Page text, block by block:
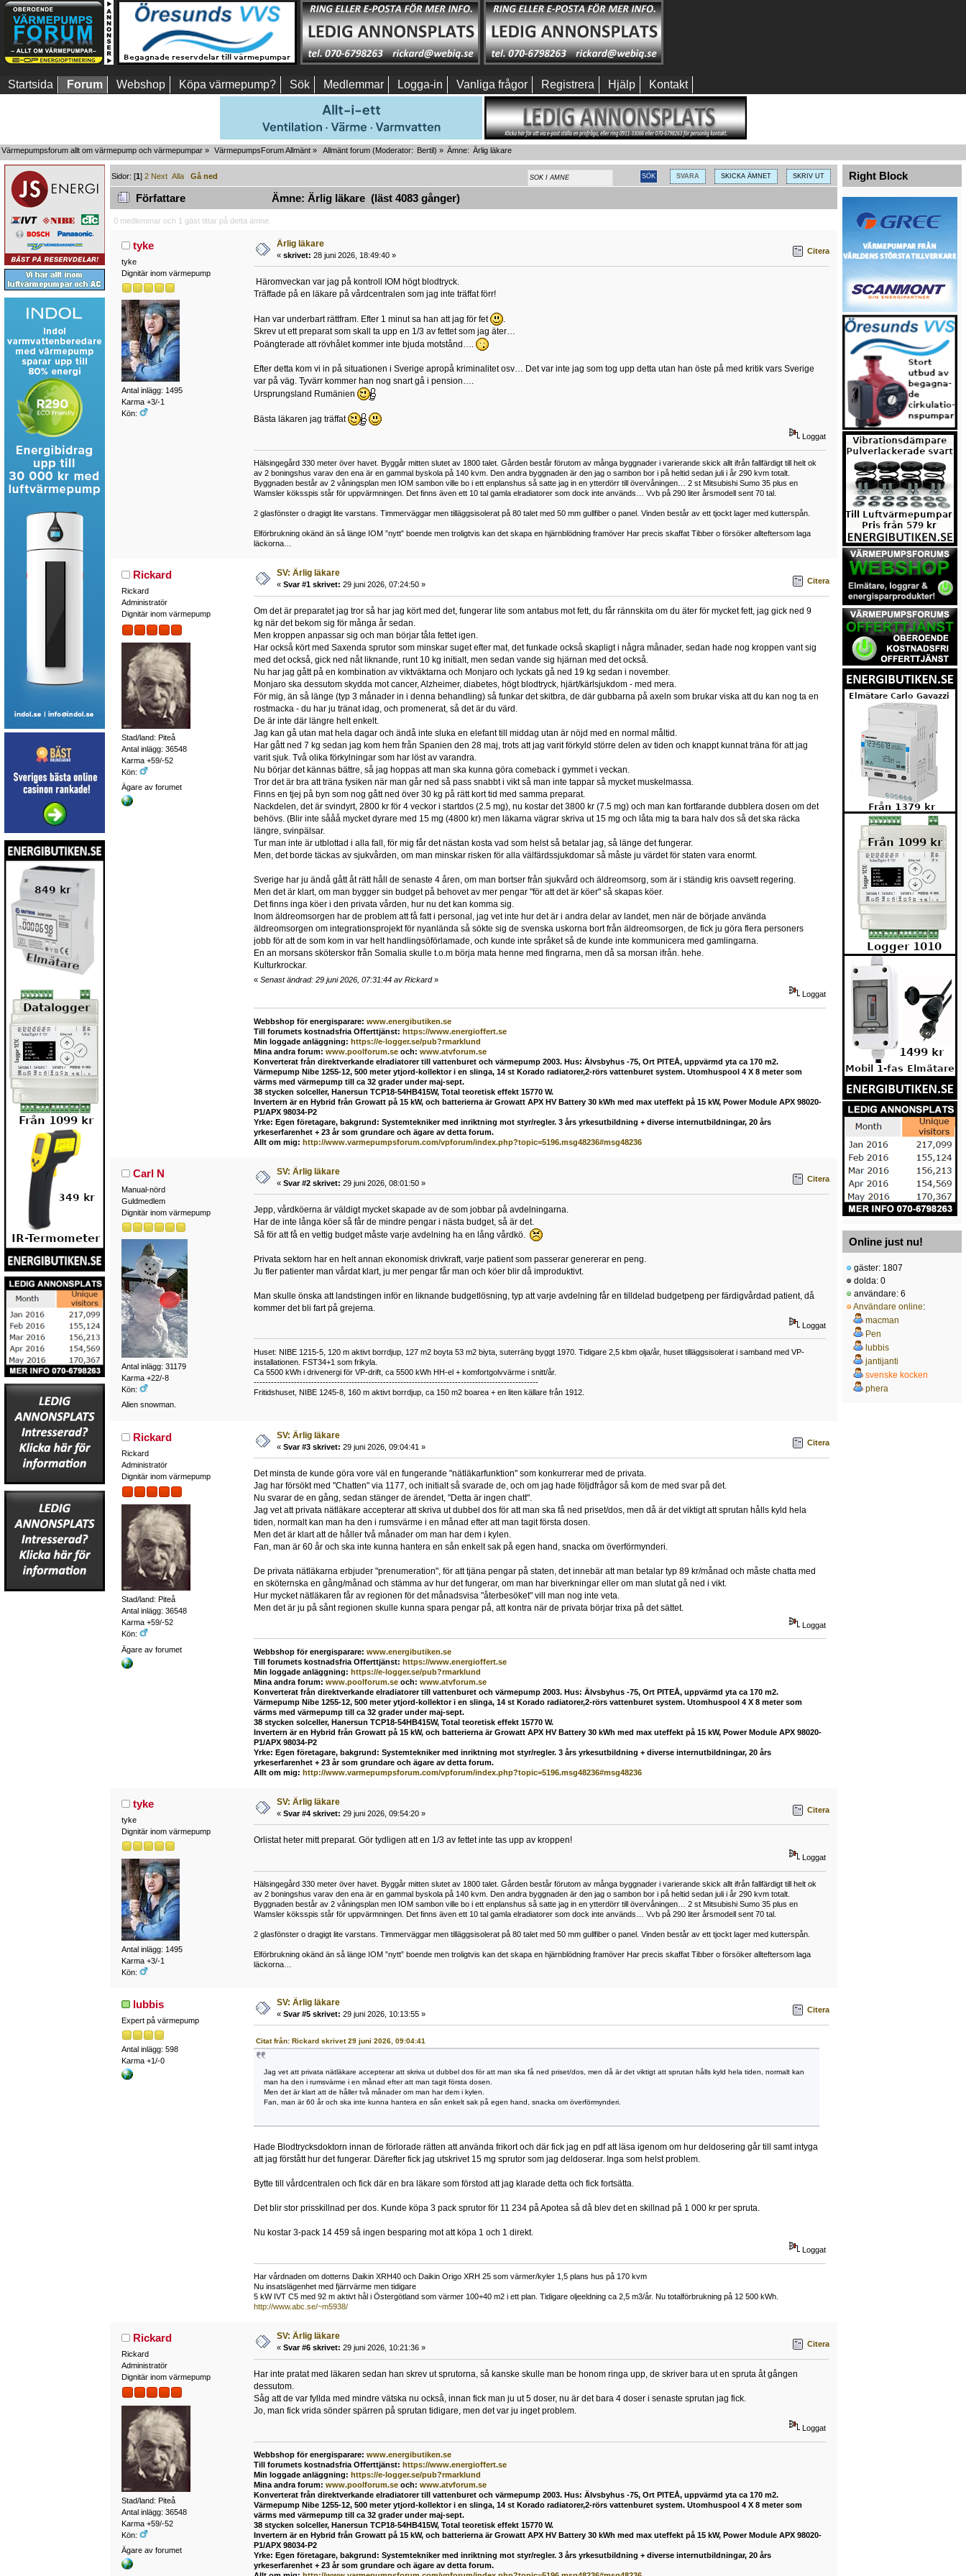
Startsida Forum Webshop Köpa värmepump? Sök Medlemmar Logga-in Vanliga frågor Registrera Hjälp Kontakt
Värmepumpsforum allt om värmepump och värmepumpar » VärmepumpsForum Allmänt » Allmänt forum(Moderator: Bertil) » Ämne: Ärlig läkare
SVARA SKICKA ÄMNET SKRIV UT
Sidor: [1]2 Next Alla Gå ned
Författare Ämne: Ärlig läkare (läst 4083 gånger)
0 medlemmar och 1 gäst tittar på detta ämne.
tyke
tyke
Dignitär inom värmepump
Antal inlägg: 1495
Karma +3/-1
Kön:
Ärlig läkare
« skrivet: 28 juni 2026, 18:49:40 » Citera
Häromveckan var jag på kontroll IOM högt blodtryck.
Träffade på en läkare på vårdcentralen som jag inte träffat förr!
Han var underbart rättfram. Efter 1 minut sa han att jag för fet
.
Skrev ut ett preparat som skall ta upp en 1/3 av fettet som jag äter…
Poängterade att rövhålet kommer inte bjuda motstånd….
Efter detta kom vi in på situationen i Sverige apropå kriminalitet osv… Det var inte jag som tog upp detta utan han öste på med kritik vars Sverige
var på väg. Tyvärr kommer han nog snart gå i pension….
Ursprungsland Rumänien
Bästa läkaren jag träffat
Loggat
Hälsingegård 330 meter över havet. Byggår mitten slutet av 1800 talet. Gården består förutom av många byggnader i varierande skick allt ifrån fallfärdigt till helt ok
av 2 boningshus varav den ena är en gammal byskola på 140 kvm. Den andra byggnaden är den jag o sambon bor i på heltid sedan juli i år 290 kvm totalt.
Byggnaden består av 2 våningsplan men IOM sambon ville bo i ett enplanshus så satte jag in en ytterdörr till övervåningen… 2 st Mitsubishi Sumo 35 plus en
Wamsler köksspis står för uppvärmningen. Det finns även ett 10 tal gamla elradiatorer som dock inte används… Vvb på 290 liter årsmodell sent 70 tal.
2 glasfönster o dragigt lite varstans. Timmerväggar men tilläggsisolerat på 80 talet med 50 mm gullfiber o panel. Vinden består av ett tjockt lager med kutterspån.
Elförbrukning okänd än så länge IOM ”nytt” boende men troligtvis kan det skapa en hjärnblödning framöver Har precis skaffat Tibber o försöker allteftersom laga
läckorna…
Rickard
Rickard
Administratör
Dignitär inom värmepump
Stad/land: Piteå
Antal inlägg: 36548
Karma +59/-52
Kön:
Ägare av forumet
SV: Ärlig läkare
« Svar #1 skrivet: 29 juni 2026, 07:24:50 » Citera
Om det är preparatet jag tror så har jag kört med det, fungerar lite som antabus mot fett, du får rännskita om du äter för mycket fett, jag gick ned 9
kg när det bekom sig för många år sedan.
Men kroppen anpassar sig och man börjar tåla fettet igen.
Har också kört med Saxenda sprutor som minskar suget efter mat, det funkade också skapligt i några månader, sedan hade nog kroppen vant sig
med det också, gick ned nåt liknande, runt 10 kg initialt, men sedan vande sig hjärnan med det också.
Nu har jag gått på en kombination av viktväktarna och Monjaro och lyckats gå ned 19 kg sedan i november.
Monjaro ska dessutom skydda mot cancer, Alzheimer, diabetes, högt blodtryck, hjärt/kärlsjukdom - med mera.
För mig, än så länge (typ 3 månader in i denna behandling) så funkar det skitbra, de där gubbarna på axeln som brukar viska att du kan nog ta en
rostmacka - du har ju tränat idag, och promenerat, så det är du värd.
De är inte där längre helt enkelt.
Jag kan gå utan mat hela dagar och ändå inte sluka en elefant till middag utan är nöjd med en normal måltid.
Har gått ned 7 kg sedan jag kom hem från Spanien den 28 maj, trots att jag varit förkyld större delen av tiden och knappt kunnat träna för att jag
varit sjuk. Två olika förkylningar som har löst av varandra.
Nu börjar det kännas bättre, så jag hoppas att man ska kunna göra comeback i gymmet i veckan.
Tror det är bra att träna fysiken när man går ned så pass snabbt i vikt så man inte tappar så mycket muskelmassa.
Finns en tjej på byn som nog gått ned över 30 kg på rätt kort tid med samma preparat.
Nackdelen, det är svindyrt, 2800 kr för 4 veckor i startdos (2.5 mg), nu kostar det 3800 kr (7.5 mg) och man kan fortfarande dubblera dosen om det
behövs. (Blir inte sååå mycket dyrare med 15 mg (4800 kr) men läkarna vägrar skriva ut 15 mg och låta mig ta bara halv dos så det ska räcka
längre, svinpälsar.
Tur man inte är utblottad i alla fall, för mig får det nästan kosta vad som helst så betalar jag, så länge det fungerar.
Men, det borde täckas av sjukvården, om man minskar risken för alla välfärdssjukdomar så måste ju värdet för staten vara enormt.
Sverige har ju ändå gått åt rätt håll de senaste 4 åren, om man bortser från sjukvård och äldreomsorg, som är i ständig kris oavsett regering.
Men det är klart, om man bygger sin budget på behovet av mer pengar "för att det är köer" så skapas köer.
Det finns inga köer i den privata vården, hur nu det kan komma sig.
Inom äldreomsorgen har de problem att få fatt i personal, jag vet inte hur det är i andra delar av landet, men när de började använda
äldreomsorgen om integrationsprojekt för nyanlända så sökte sig de svenska uskorna bort från äldreomsorgen, de fick ju göra flera personers
jobb för att de som kom in var helt handlingsöförlamade, och kunde inte språket så de kunde inte kommunicera med gamlingarna.
En an morsans sköterskor från Somalia skulle t.o.m börja mata henne med fingrarna, men då sa morsan ifrån. hehe.
Kulturkrockar.
« Senast ändrad: 29 juni 2026, 07:31:44 av Rickard»
Loggat
Webbshop för energisparare: www.energibutiken.se
Till forumets kostnadsfria Offerttjänst: https://www.energioffert.se
Min loggade anläggning: https://e-logger.se/pub?rmarklund
Mina andra forum: www.poolforum.seoch: www.atvforum.se
Konverterat från direktverkande elradiatorer till vattenburet och värmepump 2003. Hus: Älvsbyhus -75, Ort PITEÅ, uppvärmd yta ca 170 m2.
Värmepump Nibe 1255-12, 500 meter ytjord-kollektor i en slinga, 14 st Korado radiatorer,2-rörs vattenburet system. Utomhuspool 4 X 8 meter som
värms med värmepump till ca 32 grader under maj-sept.
38 stycken solceller, Hanersun TCP18-54HB415W, Total teoretisk effekt 15770 W.
Invertern är en Hybrid från Growatt på 15 kW, och batterierna är Growatt APX HV Battery 30 kWh med max uteffekt på 15 kW, Power Module APX 98020-
P1/APX 98034-P2
Yrke: Egen företagare, bakgrund: Systemtekniker med inriktning mot styr/regler. 3 års yrkesutbildning + diverse internutbildningar, 20 års
yrkeserfarenhet + 23 år som grundare och ägare av detta forum.
Allt om mig: http://www.varmepumpsforum.com/vpforum/index.php?topic=5196.msg48236#msg48236
Carl N
Manual-nörd
Guldmedlem
Dignitär inom värmepump
Antal inlägg: 31179
Karma +22/-8
Kön:
Alien snowman.
SV: Ärlig läkare
« Svar #2 skrivet: 29 juni 2026, 08:01:50 » Citera
Jepp, vårdköerna är väldigt mycket skapade av de som jobbar på avdelningarna.
Har de inte långa köer så får de mindre pengar i nästa budget, så är det.
Så för att få en vettig budget måste varje avdelning ha en lång vårdkö.
Privata sektorn har en helt annan ekonomisk drivkraft, varje patient som passerar genererar en peng.
Ju fler patienter man vårdat klart, ju mer pengar får man och köer blir då improduktivt.
Man skulle önska att landstingen inför en liknande budgetlösning, typ att varje avdelning får en tilldelad budgetpeng per färdigvårdad patient, då
kommer det bli fart på grejerna.
Loggat
Huset: NIBE 1215-5, 120 m aktivt borrdjup, 127 m2 boyta 53 m2 biyta, suterräng byggt 1970. Tidigare 2,5 kbm olja/år, huset tilläggsisolerat i samband med VP-
installationen. FST34+1 som frikyla.
Ca 5500 kWh i drivenergi för VP-drift, ca 5500 kWh HH-el + komfortgolvvärme i snitt/år.
---------------------------------------------------------------------------------------------------
Fritidshuset, NIBE 1245-8, 160 m aktivt borrdjup, ca 150 m2 boarea + en liten källare från 1912.
Rickard
Rickard
Administratör
Dignitär inom värmepump
Stad/land: Piteå
Antal inlägg: 36548
Karma +59/-52
Kön:
Ägare av forumet
SV: Ärlig läkare
« Svar #3 skrivet: 29 juni 2026, 09:04:41 » Citera
Det minsta de kunde göra vore väl en fungerande "nätläkarfunktion" som konkurrerar med de privata.
Jag har försökt med "Chatten" via 1177, och initialt så svarade de, och om jag hade följdfrågor så kom de med svar på det.
Nu svarar de en gång, sedan stänger de ärendet, "Detta är ingen chatt".
Jag vet att privata nätläkare accepterar att skriva ut dubbel dos för att man ska få ned priset/dos, men då är det viktigt att sprutan hålls kyld hela
tiden, normalt kan man ha den i rumsvärme i en månad efter att man tagit första dosen.
Men det är klart att de håller två månader om man har dem i kylen.
Fan, man är 60 år och ska inte kunna hantera en sån enkelt sak på egen hand, snacka om överförmynderi.
De privata nätläkarna erbjuder "prenumeration", för att tjäna pengar på staten, det innebär att man betalar typ 89 kr/månad och måste chatta med
en sköternska en gång/månad och stämma av hur det fungerar, om man har biverkningar eller om man slutat gå ned i vikt.
Hur mycket nätläkaren får av regionen för det månadsvisa "återbesöket" vill man nog inte veta.
Men det är ju på sånt regionen skulle kunna spara pengar på, att kontra när de privata börjar trixa på det sättet.
Loggat
Webbshop för energisparare: www.energibutiken.se
Till forumets kostnadsfria Offerttjänst: https://www.energioffert.se
Min loggade anläggning: https://e-logger.se/pub?rmarklund
Mina andra forum: www.poolforum.seoch: www.atvforum.se
Konverterat från direktverkande elradiatorer till vattenburet och värmepump 2003. Hus: Älvsbyhus -75, Ort PITEÅ, uppvärmd yta ca 170 m2.
Värmepump Nibe 1255-12, 500 meter ytjord-kollektor i en slinga, 14 st Korado radiatorer,2-rörs vattenburet system. Utomhuspool 4 X 8 meter som
värms med värmepump till ca 32 grader under maj-sept.
38 stycken solceller, Hanersun TCP18-54HB415W, Total teoretisk effekt 15770 W.
Invertern är en Hybrid från Growatt på 15 kW, och batterierna är Growatt APX HV Battery 30 kWh med max uteffekt på 15 kW, Power Module APX 98020-
P1/APX 98034-P2
Yrke: Egen företagare, bakgrund: Systemtekniker med inriktning mot styr/regler. 3 års yrkesutbildning + diverse internutbildningar, 20 års
yrkeserfarenhet + 23 år som grundare och ägare av detta forum.
Allt om mig: http://www.varmepumpsforum.com/vpforum/index.php?topic=5196.msg48236#msg48236
tyke
tyke
Dignitär inom värmepump
Antal inlägg: 1495
Karma +3/-1
Kön:
SV: Ärlig läkare
« Svar #4 skrivet: 29 juni 2026, 09:54:20 » Citera
Orlistat heter mitt preparat. Gör tydligen att en 1/3 av fettet inte tas upp av kroppen!
Loggat
Hälsingegård 330 meter över havet. Byggår mitten slutet av 1800 talet. Gården består förutom av många byggnader i varierande skick allt ifrån fallfärdigt till helt ok
av 2 boningshus varav den ena är en gammal byskola på 140 kvm. Den andra byggnaden är den jag o sambon bor i på heltid sedan juli i år 290 kvm totalt.
Byggnaden består av 2 våningsplan men IOM sambon ville bo i ett enplanshus så satte jag in en ytterdörr till övervåningen… 2 st Mitsubishi Sumo 35 plus en
Wamsler köksspis står för uppvärmningen. Det finns även ett 10 tal gamla elradiatorer som dock inte används… Vvb på 290 liter årsmodell sent 70 tal.
2 glasfönster o dragigt lite varstans. Timmerväggar men tilläggsisolerat på 80 talet med 50 mm gullfiber o panel. Vinden består av ett tjockt lager med kutterspån.
Elförbrukning okänd än så länge IOM ”nytt” boende men troligtvis kan det skapa en hjärnblödning framöver Har precis skaffat Tibber o försöker allteftersom laga
läckorna…
lubbis
Expert på värmepump
Antal inlägg: 598
Karma +1/-0
SV: Ärlig läkare
« Svar #5 skrivet: 29 juni 2026, 10:13:55 » Citera
Citat från: Rickard skrivet 29 juni 2026, 09:04:41
Jag vet att privata nätläkare accepterar att skriva ut dubbel dos för att man ska få ned priset/dos, men då är det viktigt att sprutan hålls kyld hela tiden, normalt kan
man ha den i rumsvärme i en månad efter att man tagit första dosen.
Men det är klart att de håller två månader om man har dem i kylen.
Fan, man är 60 år och ska inte kunna hantera en sån enkelt sak på egen hand, snacka om överförmynderi.
Hade Blodtrycksdoktorn innan de förlorade rätten att använda frikort och där fick jag en pdf att läsa igenom om hur deldosering går till samt intyga
att jag förstått hur det fungerar. Därefter fick jag utskrivet 15 mg sprutor som jag deldoserar. Inga som helst problem.
Bytte till vårdcentralen och fick där en bra läkare som förstod att jag klarade detta och fick fortsätta.
Det blir stor prisskillnad per dos. Kunde köpa 3 pack sprutor för 11 234 på Apotea så då blev det en skillnad på 1 000 kr per spruta.
Nu kostar 3-pack 14 459 så ingen besparing mot att köpa 1 och 1 direkt.
Loggat
Har vårdnaden om dotterns Daikin XRH40 och Daikin Origo XRH 25 som värmer/kyler 1,5 plans hus på 170 kvm
Nu insatslägenhet med fjärrvärme men tidigare
5 kW IVT C5 med 92 m aktivt hål i Östergötland som värmer 100+40 m2 i ett plan. Tidigare oljeeldning ca 2,5 m3/år. Nu totalförbrukning på 12 500 kWh.
http://www.abc.se/~m5938/
Rickard
Rickard
Administratör
Dignitär inom värmepump
Stad/land: Piteå
Antal inlägg: 36548
Karma +59/-52
Kön:
Ägare av forumet
SV: Ärlig läkare
« Svar #6 skrivet: 29 juni 2026, 10:21:36 » Citera
Har inte pratat med läkaren sedan han skrev ut sprutorna, så kanske skulle man be honom ringa upp, de skriver bara ut en spruta åt gången
dessutom.
Såg att de var fyllda med mindre vätska nu också, innan fick man ju ut 5 doser, nu är det bara 4 doser i senaste sprutan jag fick.
Jo, man fick vrida sönder spärren på sprutan tidigare, men det var ju inget problem.
Loggat
Webbshop för energisparare: www.energibutiken.se
Till forumets kostnadsfria Offerttjänst: https://www.energioffert.se
Min loggade anläggning: https://e-logger.se/pub?rmarklund
Mina andra forum: www.poolforum.seoch: www.atvforum.se
Konverterat från direktverkande elradiatorer till vattenburet och värmepump 2003. Hus: Älvsbyhus -75, Ort PITEÅ, uppvärmd yta ca 170 m2.
Värmepump Nibe 1255-12, 500 meter ytjord-kollektor i en slinga, 14 st Korado radiatorer,2-rörs vattenburet system. Utomhuspool 4 X 8 meter som
värms med värmepump till ca 32 grader under maj-sept.
38 stycken solceller, Hanersun TCP18-54HB415W, Total teoretisk effekt 15770 W.
Invertern är en Hybrid från Growatt på 15 kW, och batterierna är Growatt APX HV Battery 30 kWh med max uteffekt på 15 kW, Power Module APX 98020-
P1/APX 98034-P2
Yrke: Egen företagare, bakgrund: Systemtekniker med inriktning mot styr/regler. 3 års yrkesutbildning + diverse internutbildningar, 20 års
yrkeserfarenhet + 23 år som grundare och ägare av detta forum.
Right Block
Online just nu!
gäster: 1807
dolda: 0
användare: 6
Användare online:
macman
Pen
lubbis
jantijanti
svenske kocken
phera